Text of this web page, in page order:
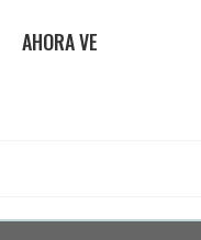
AHORA VE